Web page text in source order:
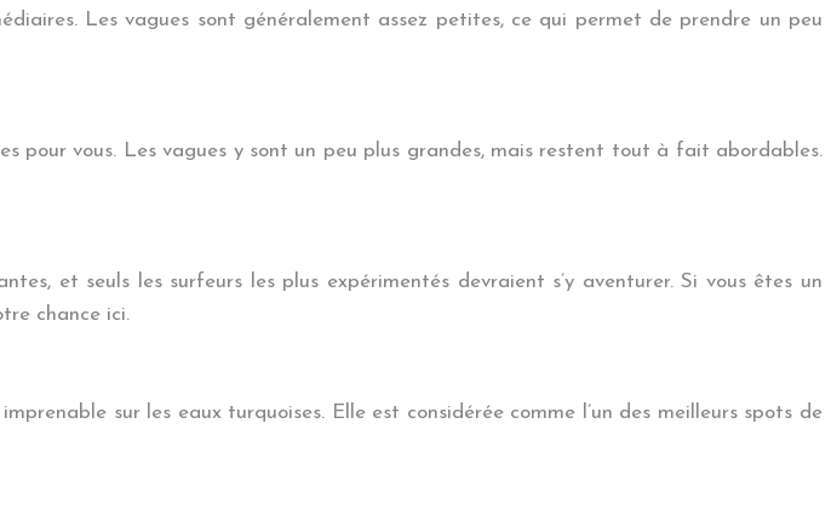
Les vagues sont généralement assez petites, ce qui permet de prendre un peu
pour vous. Les vagues y sont un peu plus grandes, mais restent tout à fait abordables.
et seuls les surfeurs les plus expérimentés devraient s’y aventurer. Si vous êtes un
chance ici.
sur les eaux turquoises. Elle est considérée comme l’un des meilleurs spots de